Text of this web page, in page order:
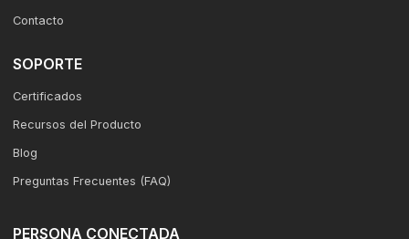
Contacto
SOPORTE
Certificados
Recursos del Producto
Blog
Preguntas Frecuentes (FAQ)
PERSONA CONECTADA